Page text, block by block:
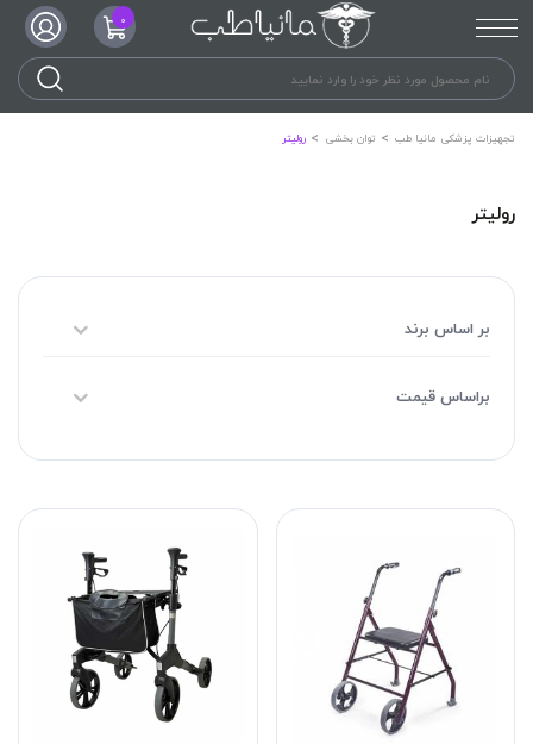
0
تجهیزات پزشکی مانیا طب توان بخشی رولیتر
رولیتر
بر اساس برند
براساس قیمت